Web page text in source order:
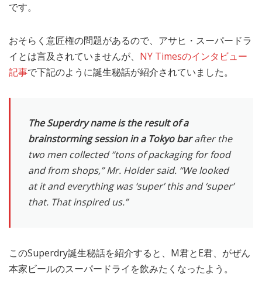
です。
おそらく意匠権の問題があるので、アサヒ・スーパードラ
イとは言及されていませんが、 NY Timesのインタビュー
記事で下記のように誕生秘話が紹介されていました。
The Superdry name is the result of a
brainstorming session in a Tokyo barafter the
two men collected “tons of packaging for food
and from shops,” Mr. Holder said. “We looked
at it and everything was ‘super’ this and ‘super’
that. That inspired us.”
このSuperdry誕生秘話を紹介すると、M君とE君、がぜん
本家ビールのスーパードライを飲みたくなったよう。